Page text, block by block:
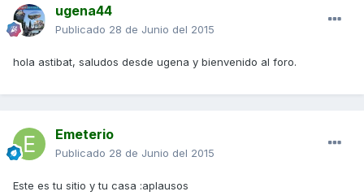
ugena44
Publicado 28 de Junio del 2015
hola astibat, saludos desde ugena y bienvenido al foro.
Emeterio
Publicado 28 de Junio del 2015
Este es tu sitio y tu casa :aplausos